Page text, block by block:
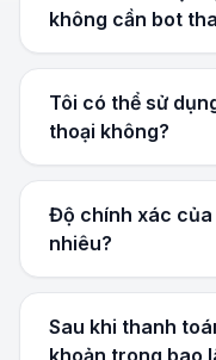
không cần bot
Tôi có thể sử
thoại không?
Độ chính xác của
nhiêu?
Sau khi thanh
khoản trong bao